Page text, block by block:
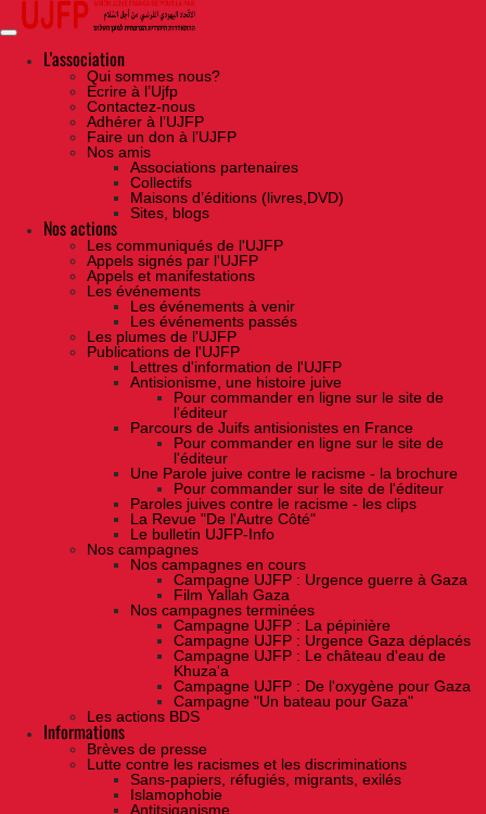
Skip
the
contentL'association
Qui sommes nous?
Ecrire à l’Ujfp
Contactez-nous
Adhérer à l’UJFP
Faire un don à l’UJFP
Nos amis
Associations partenaires
Collectifs
Maisons d’éditions (livres,DVD)
Sites, blogs
Nos actions
Les communiqués de l'UJFP
Appels signés par l'UJFP
Appels et manifestations
Les événements
Les événements à venir
Les événements passés
Les plumes de l'UJFP
Publications de l'UJFP
Lettres d'information de l'UJFP
Antisionisme, une histoire juive
Pour commander en ligne sur le site de
l'éditeur
Parcours de Juifs antisionistes en France
Pour commander en ligne sur le site de
l'éditeur
Une Parole juive contre le racisme - la brochure
Pour commander sur le site de l'éditeur
Paroles juives contre le racisme - les clips
La Revue "De l'Autre Côté"
Le bulletin UJFP-Info
Nos campagnes
Nos campagnes en cours
Campagne UJFP : Urgence guerre à Gaza
Film Yallah Gaza
Nos campagnes terminées
Campagne UJFP : La pépinière
Campagne UJFP : Urgence Gaza déplacés
Campagne UJFP : Le château d'eau de
Khuza'a
Campagne UJFP : De l'oxygène pour Gaza
Campagne "Un bateau pour Gaza"
Les actions BDS
Informations
Brèves de presse
Lutte contre les racismes et les discriminations
Sans-papiers, réfugiés, migrants, exilés
Islamophobie
Antitsiganisme